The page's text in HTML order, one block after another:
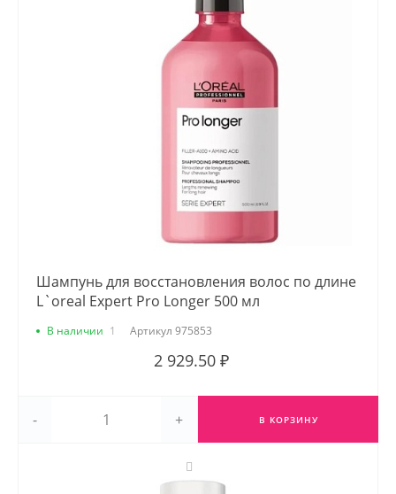
Шампунь для восстановления волос по длине
L`oreal Expert Pro Longer 500 мл
В наличии 1 Артикул 975853
2 929.50 ₽
- + В КОРЗИНУ